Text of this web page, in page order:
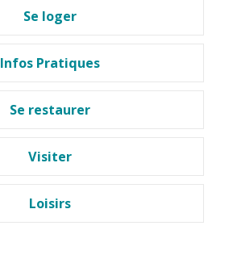
Se loger
Infos Pratiques
Se restaurer
Visiter
Loisirs